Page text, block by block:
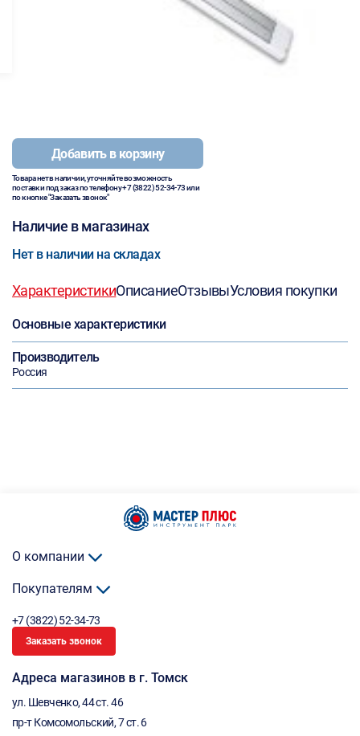
Добавить в корзину
Товара нет в наличии, уточняйте возможность
поставки под заказ по телефону+7 (3822) 52-34-73или
по кнопке "Заказать звонок"
Наличие в магазинах
Нет в наличии на складах
ХарактеристикиОписаниеОтзывыУсловия покупки
Основные характеристики
Производитель
Россия
О компании
Покупателям
+7 (3822) 52-34-73
Заказать звонок
Адреса магазинов в г. Томск
ул. Шевченко, 44 ст. 46
пр-т Комсомольский, 7 ст. 6